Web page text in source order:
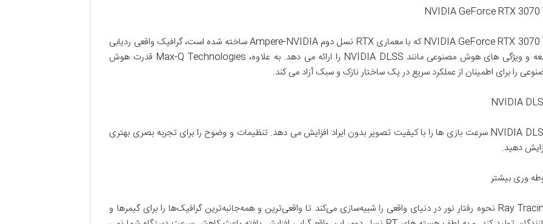
NVIDIA GeForce RTX 3070
NVIDIA GeForce RTX 3070 Ti که با معماری RTX نسل دوم Ampere-NVIDIA ساخته شده است، گرافیک واقعی ردیابی
اشعه و ویژگی های هوش مصنوعی مانند NVIDIA DLSS را ارائه می دهد. به علاوه، Max-Q Technologies قدرت هوش
را برای اطمینان از عملکرد سریع در یک ساختار نازک و سبک آزاد می کند.
NVIDIA
NVIDIA DLSS سرعت بازی ها را با کیفیت تصویر بدون ایراد افزایش می دهد. تنظیمات و وضوح را برای تجربه بصری بهتری
دهید.
وری بیشتر
Ray Tracing نحوه رفتار نور در دنیای واقعی را شبیه‌سازی می‌کند تا واقعی‌ترین و همه‌جانبه‌ترین گرافیک‌ها را برای گیمرها و